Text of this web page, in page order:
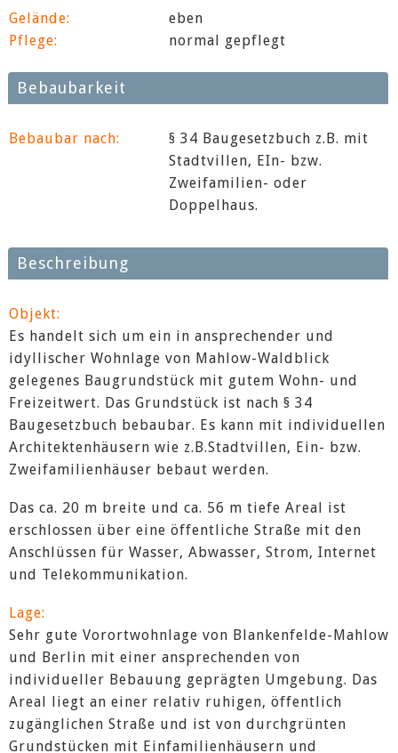
Gelände:
eben
Pflege:
normal gepflegt
Bebaubarkeit
Bebaubar nach:
§ 34 Baugesetzbuch z.B. mit
Stadtvillen, EIn- bzw.
Zweifamilien- oder
Doppelhaus.
Beschreibung
Objekt:
Es handelt sich um ein in ansprechender und
idyllischer Wohnlage von Mahlow-Waldblick
gelegenes Baugrundstück mit gutem Wohn- und
Freizeitwert. Das Grundstück ist nach § 34
Baugesetzbuch bebaubar. Es kann mit individuellen
Architektenhäusern wie z.B.Stadtvillen, Ein- bzw.
Zweifamilienhäuser bebaut werden.
Das ca. 20 m breite und ca. 56 m tiefe Areal ist
erschlossen über eine öffentliche Straße mit den
Anschlüssen für Wasser, Abwasser, Strom, Internet
und Telekommunikation.
Lage:
Sehr gute Vorortwohnlage von Blankenfelde-Mahlow
und Berlin mit einer ansprechenden von
individueller Bebauung geprägten Umgebung. Das
Areal liegt an einer relativ ruhigen, öffentlich
zugänglichen Straße und ist von durchgrünten
Grundstücken mit Einfamilienhäusern und